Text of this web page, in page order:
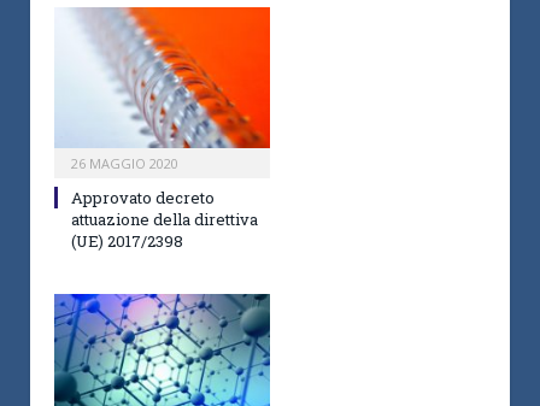
26 MAGGIO 2020
Approvato decreto
attuazione della direttiva
(UE) 2017/2398